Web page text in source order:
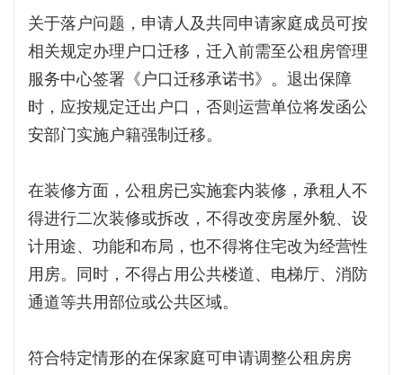
关于落户问题，申请人及共同申请家庭成员可按
相关规定办理户口迁移，迁入前需至公租房管理
服务中心签署《户口迁移承诺书》。退出保障
时，应按规定迁出户口，否则运营单位将发函公
安部门实施户籍强制迁移。
在装修方面，公租房已实施套内装修，承租人不
得进行二次装修或拆改，不得改变房屋外貌、设
计用途、功能和布局，也不得将住宅改为经营性
用房。同时，不得占用公共楼道、电梯厅、消防
通道等共用部位或公共区域。
符合特定情形的在保家庭可申请调整公租房房